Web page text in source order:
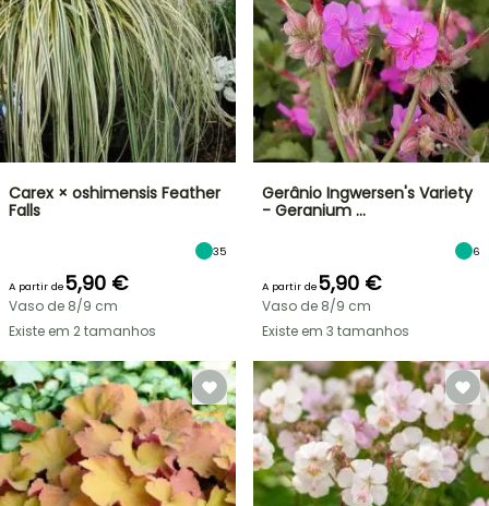
Carex × oshimensis Feather
Falls
35
A partir de5,90 €
Vaso de 8/9 cm
Existe em 2 tamanhos
Gerânio Ingwersen's Variety
- Geranium …
6
A partir de5,90 €
Vaso de 8/9 cm
Existe em 3 tamanhos